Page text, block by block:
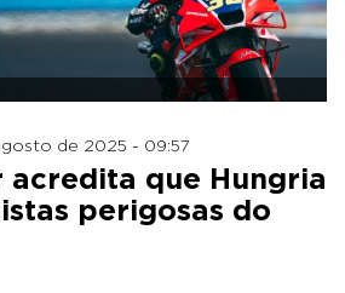
de 2025 - 09:57
acredita que Hungria
perigosas do